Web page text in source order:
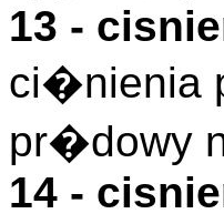
13 -
ci�nienia
pr�dowy
14 -